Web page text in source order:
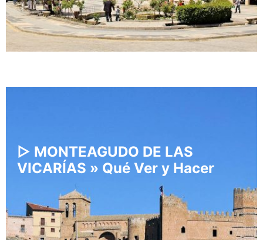
▷ MONTEAGUDO DE LAS
VICARÍAS » Qué Ver y Hacer